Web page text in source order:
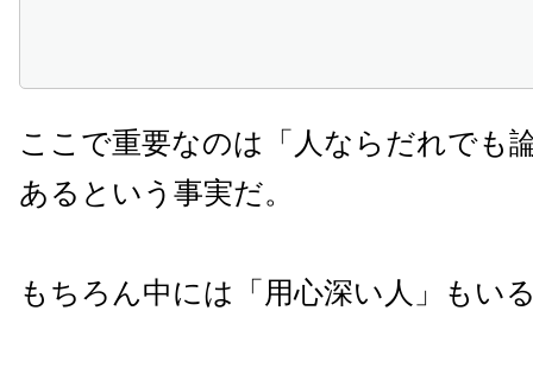
ここで重要なのは「人ならだれでも
あるという事実だ。
もちろん中には「用心深い人」もい